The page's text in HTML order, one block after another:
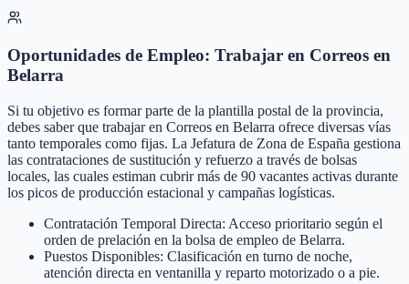
Oportunidades de Empleo: Trabajar en Correos en
Belarra
Si tu objetivo es formar parte de la plantilla postal de la provincia,
debes saber que trabajar en Correos en Belarra ofrece diversas vías
tanto temporales como fijas. La Jefatura de Zona de España gestiona
las contrataciones de sustitución y refuerzo a través de bolsas
locales, las cuales estiman cubrir más de 90 vacantes activas durante
los picos de producción estacional y campañas logísticas.
Contratación Temporal Directa: Acceso prioritario según el
orden de prelación en la bolsa de empleo de Belarra.
Puestos Disponibles: Clasificación en turno de noche,
atención directa en ventanilla y reparto motorizado o a pie.